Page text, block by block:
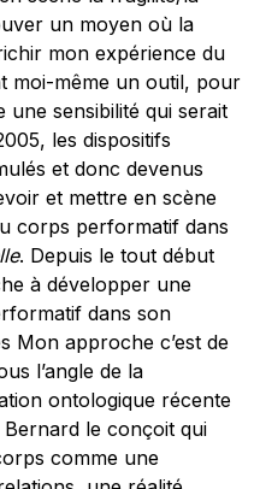
un moyen où la
mon expérience du
moi-même un outil, pour
sensibilité qui serait
les dispositifs
et donc devenus
et mettre en scène
corps performatif dans
. Depuis le tout début
à développer une
dans son
Mon approche c’est de
l’angle de la
ontologique récente
le conçoit qui
comme une